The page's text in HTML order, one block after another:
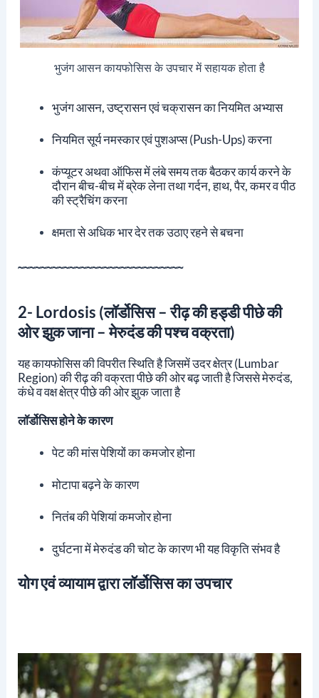
भुजंग आसन कायफोसिस के उपचार में सहायक होता है
भुजंग आसन, उष्ट्रासन एवं चक्रासन का नियमित अभ्यास
नियमित सूर्य नमस्कार एवं पुशअप्स (push-Ups) करना
कंप्यूटर अथवा ऑफिस में लंबे समय तक बैठकर कार्य करने के
दौरान बीच-बीच में ब्रेक लेना तथा गर्दन, हाथ, पैर, कमर व पीठ
की स्ट्रैचिंग करना
क्षमता से अधिक भार देर तक उठाए रहने से बचना
~~~~~~~~~~~~~~~~~~~~~~~~~~~~~
2- Lordosis (लॉर्डोसिस – रीढ़ की हड्डी पीछे की
ओर झुक जाना – मेरुदंड की पश्च वक्रता)
यह कायफोसिस की विपरीत स्थिति है जिसमें उदर क्षेत्र (Lumbar
Region) की रीढ़ की वक्रता पीछे की ओर बढ़ जाती है जिससे मेरुदंड,
कंधे व वक्ष क्षेत्र पीछे की ओर झुक जाता है
लॉर्डोसिस होने के कारण
पेट की मांस पेशियों का कमजोर होना
मोटापा बढ़ने के कारण
नितंब की पेशियां कमजोर होना
दुर्घटना में मेरुदंड की चोट के कारण भी यह विकृति संभव है
योग एवं व्यायाम द्वारा लॉर्डोसिस का उपचार